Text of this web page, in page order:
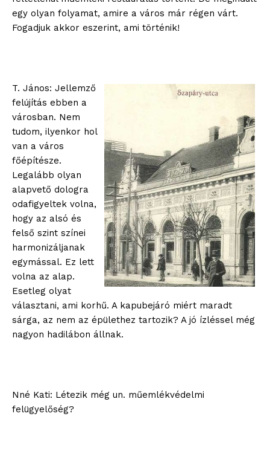
egy olyan folyamat, amire a város már régen várt.
Fogadjuk akkor eszerint, ami történik!
T. János: Jellemző
felújítás ebben a
városban. Nem
tudom, ilyenkor hol
van a város
főépítésze.
Legalább olyan
alapvető dologra
odafigyeltek volna,
hogy az alsó és
felső szint színei
harmonizáljanak
egymással. Ez lett
volna az alap.
Esetleg olyat
választani, ami korhű. A kapubejáró miért maradt
sárga, az nem az épülethez tartozik? A jó ízléssel még
nagyon hadilábon állnak.
Nné Kati: Létezik még un. műemlékvédelmi
felügyelőség?